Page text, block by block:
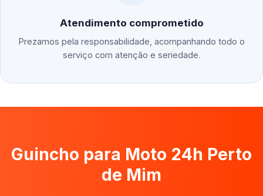
Atendimento comprometido
Prezamos pela responsabilidade, acompanhando todo o
serviço com atenção e seriedade.
Guincho para Moto 24h Perto
de Mim